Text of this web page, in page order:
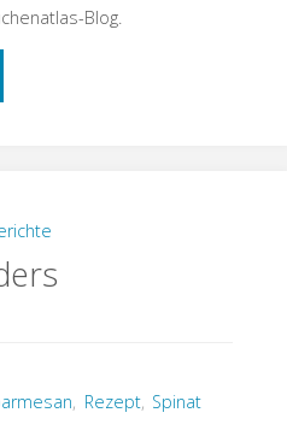
Blog.
, Rezept, Spinat